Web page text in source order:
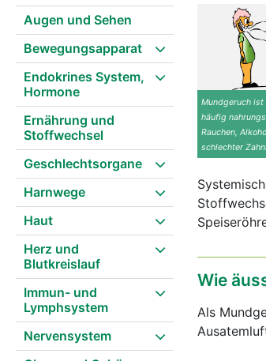
Augen und Sehen
Bewegungsapparat
Endokrines System,
Hormone
Ernährung und
Stoffwechsel
Geschlechtsorgane
Harnwege
Haut
Herz und
Blutkreislauf
Immun- und
Lymphsystem
Nervensystem
Mundgeruch
häufig
Rauchen,
schlechter
Wie
Als